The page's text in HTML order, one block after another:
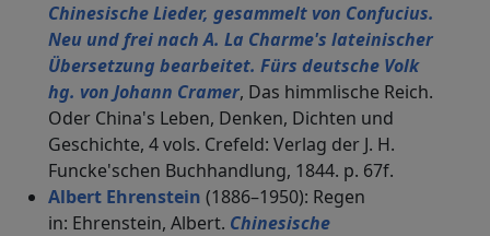
Chinesische Lieder, gesammelt von Confucius.
Neu und frei nach A. La Charme's lateinischer
Übersetzung bearbeitet. Fürs deutsche Volk
hg. von Johann Cramer, Das himmlische Reich.
Oder China's Leben, Denken, Dichten und
Geschichte, 4 vols. Crefeld: Verlag der J. H.
Funcke'schen Buchhandlung, 1844. p. 67f.
Albert Ehrenstein (1886–1950): Regen
in: Ehrenstein, Albert. Chinesische